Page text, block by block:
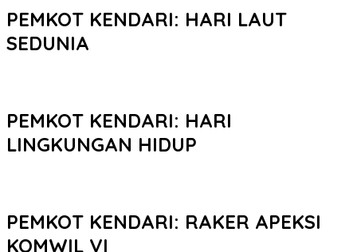
PEMKOT KENDARI: HARI LAUT
SEDUNIA
PEMKOT KENDARI: HARI
LINGKUNGAN HIDUP
PEMKOT KENDARI: RAKER APEKSI
KOMWIL VI